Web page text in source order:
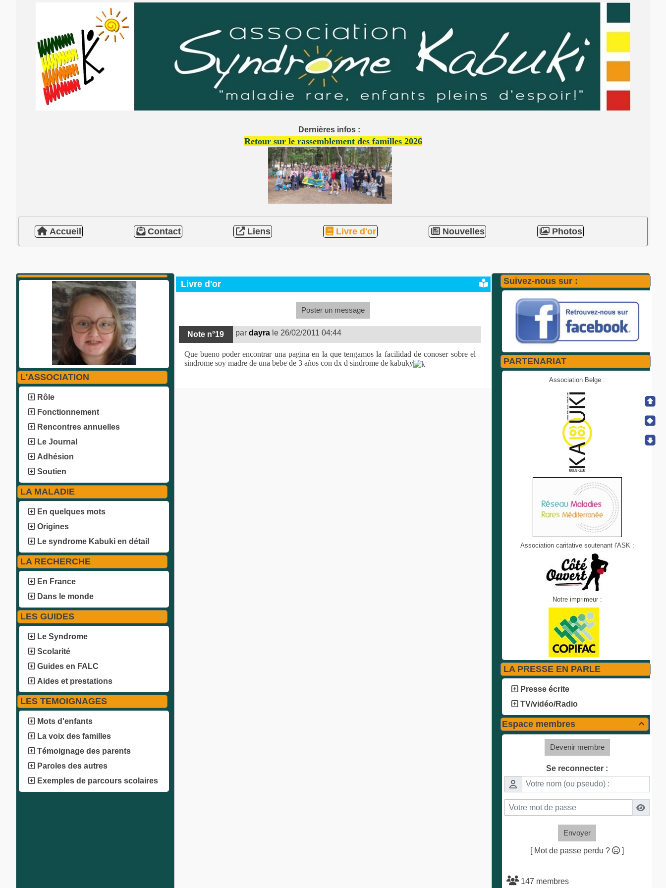
Dernières infos :
Retour sur le rassemblement des familles 2026
Accueil Contact Liens Livre d'or Nouvelles Photos
L'ASSOCIATION
Rôle
Fonctionnement
Rencontres annuelles
Le Journal
Adhésion
Soutien
LA MALADIE
En quelques mots
Origines
Le syndrome Kabuki en détail
LA RECHERCHE
En France
Dans le monde
LES GUIDES
Le Syndrome
Scolarité
Guides en FALC
Aides et prestations
LES TEMOIGNAGES
Mots d'enfants
La voix des familles
Témoignage des parents
Paroles des autres
Exemples de parcours scolaires
Livre d'or
Poster un message
Note n°19 par dayra le 26/02/2011 04:44
Que bueno poder encontrar una pagina en la que tengamos la facilidad de conoser sobre el
sindrome soy madre de una bebe de 3 años con dx d sindrome de kabuky
Suivez-nous sur :
PARTENARIAT
Association Belge :
Association caritative soutenant l'ASK :
Notre imprimeur :
LA PRESSE EN PARLE
Presse écrite
TV/vidéo/Radio

Espace membres
Devenir membre
Se reconnecter :
Envoyer
[ Mot de passe perdu ? ]
147 membres